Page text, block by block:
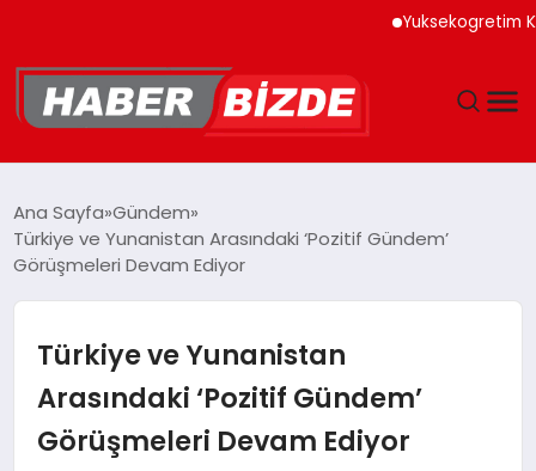
Yuksekogretim
YAŞAM
MAGAZIN
Ana Sayfa Gündem
Türkiye ve Yunanistan Arasındaki ‘Pozitif Gündem’
Görüşmeleri Devam Ediyor
Türkiye ve Yunanistan
Arasındaki ‘Pozitif Gündem’
Görüşmeleri Devam Ediyor